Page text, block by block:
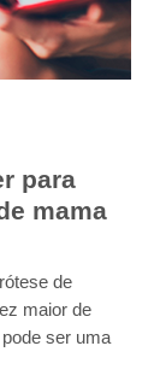
para
mama
de
maior de
ser uma